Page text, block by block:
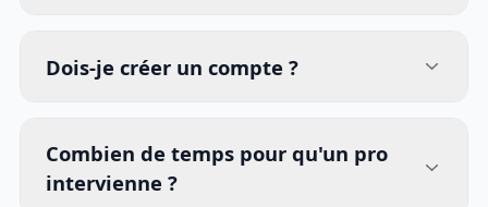
Dois-je créer un compte ?
Combien de temps pour qu'un pro
intervienne ?